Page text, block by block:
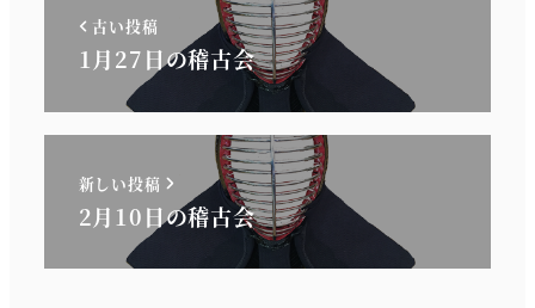
古い投稿
1月27日の稽古会
新しい投稿
2月10日の稽古会